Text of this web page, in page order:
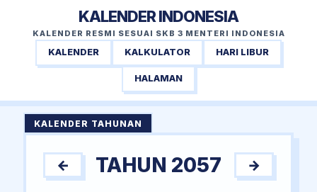
KALENDER INDONESIA
KALENDER RESMI SESUAI SKB 3 MENTERI INDONESIA
KALENDER KALKULATOR HARI LIBUR
HALAMAN
KALENDER TAHUNAN
← TAHUN 2057 →